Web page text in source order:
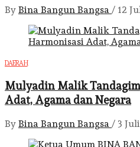
By Bina Bangun Bangsa / 12
DAERAH
Mulyadin Malik
Adat, Agama dan Negara
By Bina Bangun Bangsa / 3